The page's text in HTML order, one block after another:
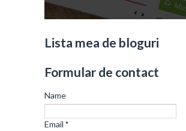
Lista mea de bloguri
Formular de contact
Name
Email *